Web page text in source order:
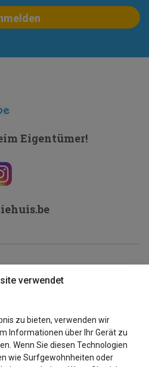
verwendet
zu bieten, verwenden wir
Informationen über Ihr Gerät zu
Wenn Sie diesen Technologien
wie Surfgewohnheiten oder
Eigentümer!